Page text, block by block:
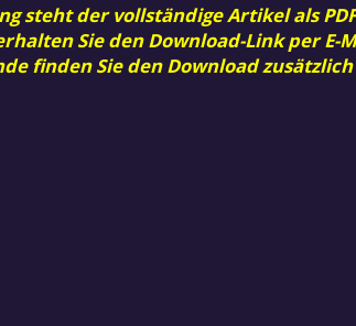
steht der vollständige Artikel als
Sie den Download-Link per
finden Sie den Download